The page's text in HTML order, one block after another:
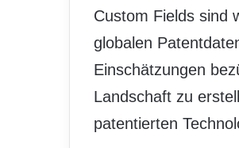
Custom Fields sind
globalen
Einschätzungen
Landschaft zu
patentierten